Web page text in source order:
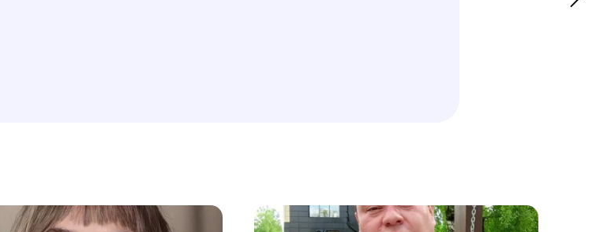
это очень облегчает процесс усвоения материала.